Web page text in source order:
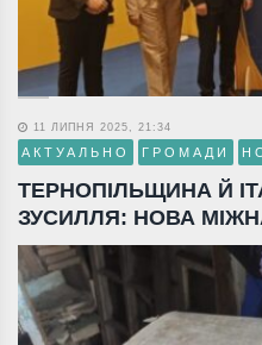
11 ЛИПНЯ 2025, 21:34
АКТУАЛЬНО ГРОМАДИ
ТЕРНОПІЛЬЩИНА Й
ЗУСИЛЛЯ: НОВА